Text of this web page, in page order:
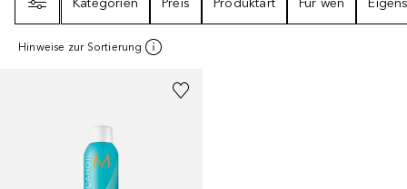
Hinweise zur Sortierung